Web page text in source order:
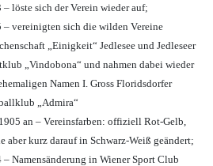
– löste sich der Verein wieder auf;
– vereinigten sich die wilden Vereine
„Einigkeit“ Jedlesee und Jedleseer
„Vindobona“ und nahmen dabei wieder
Namen I. Gross Floridsdorfer
„Admira“
an – Vereinsfarben: offiziell Rot-Gelb,
aber kurz darauf in Schwarz-Weiß geändert;
– Namensänderung in Wiener Sport Club